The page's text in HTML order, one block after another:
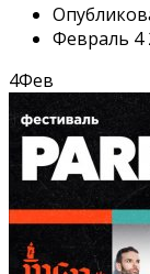
Февраль 4
4Фев